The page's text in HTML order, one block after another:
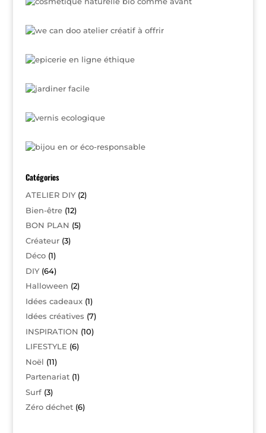
Catégories
ATELIER DIY(2)
Bien-être(12)
BON PLAN (5)
Créateur(3)
Déco(1)
DIY(64)
Halloween (2)
Idées cadeaux(1)
Idées créatives (7)
INSPIRATION (10)
LIFESTYLE (6)
Noël (11)
Partenariat(1)
Surf(3)
Zéro déchet(6)